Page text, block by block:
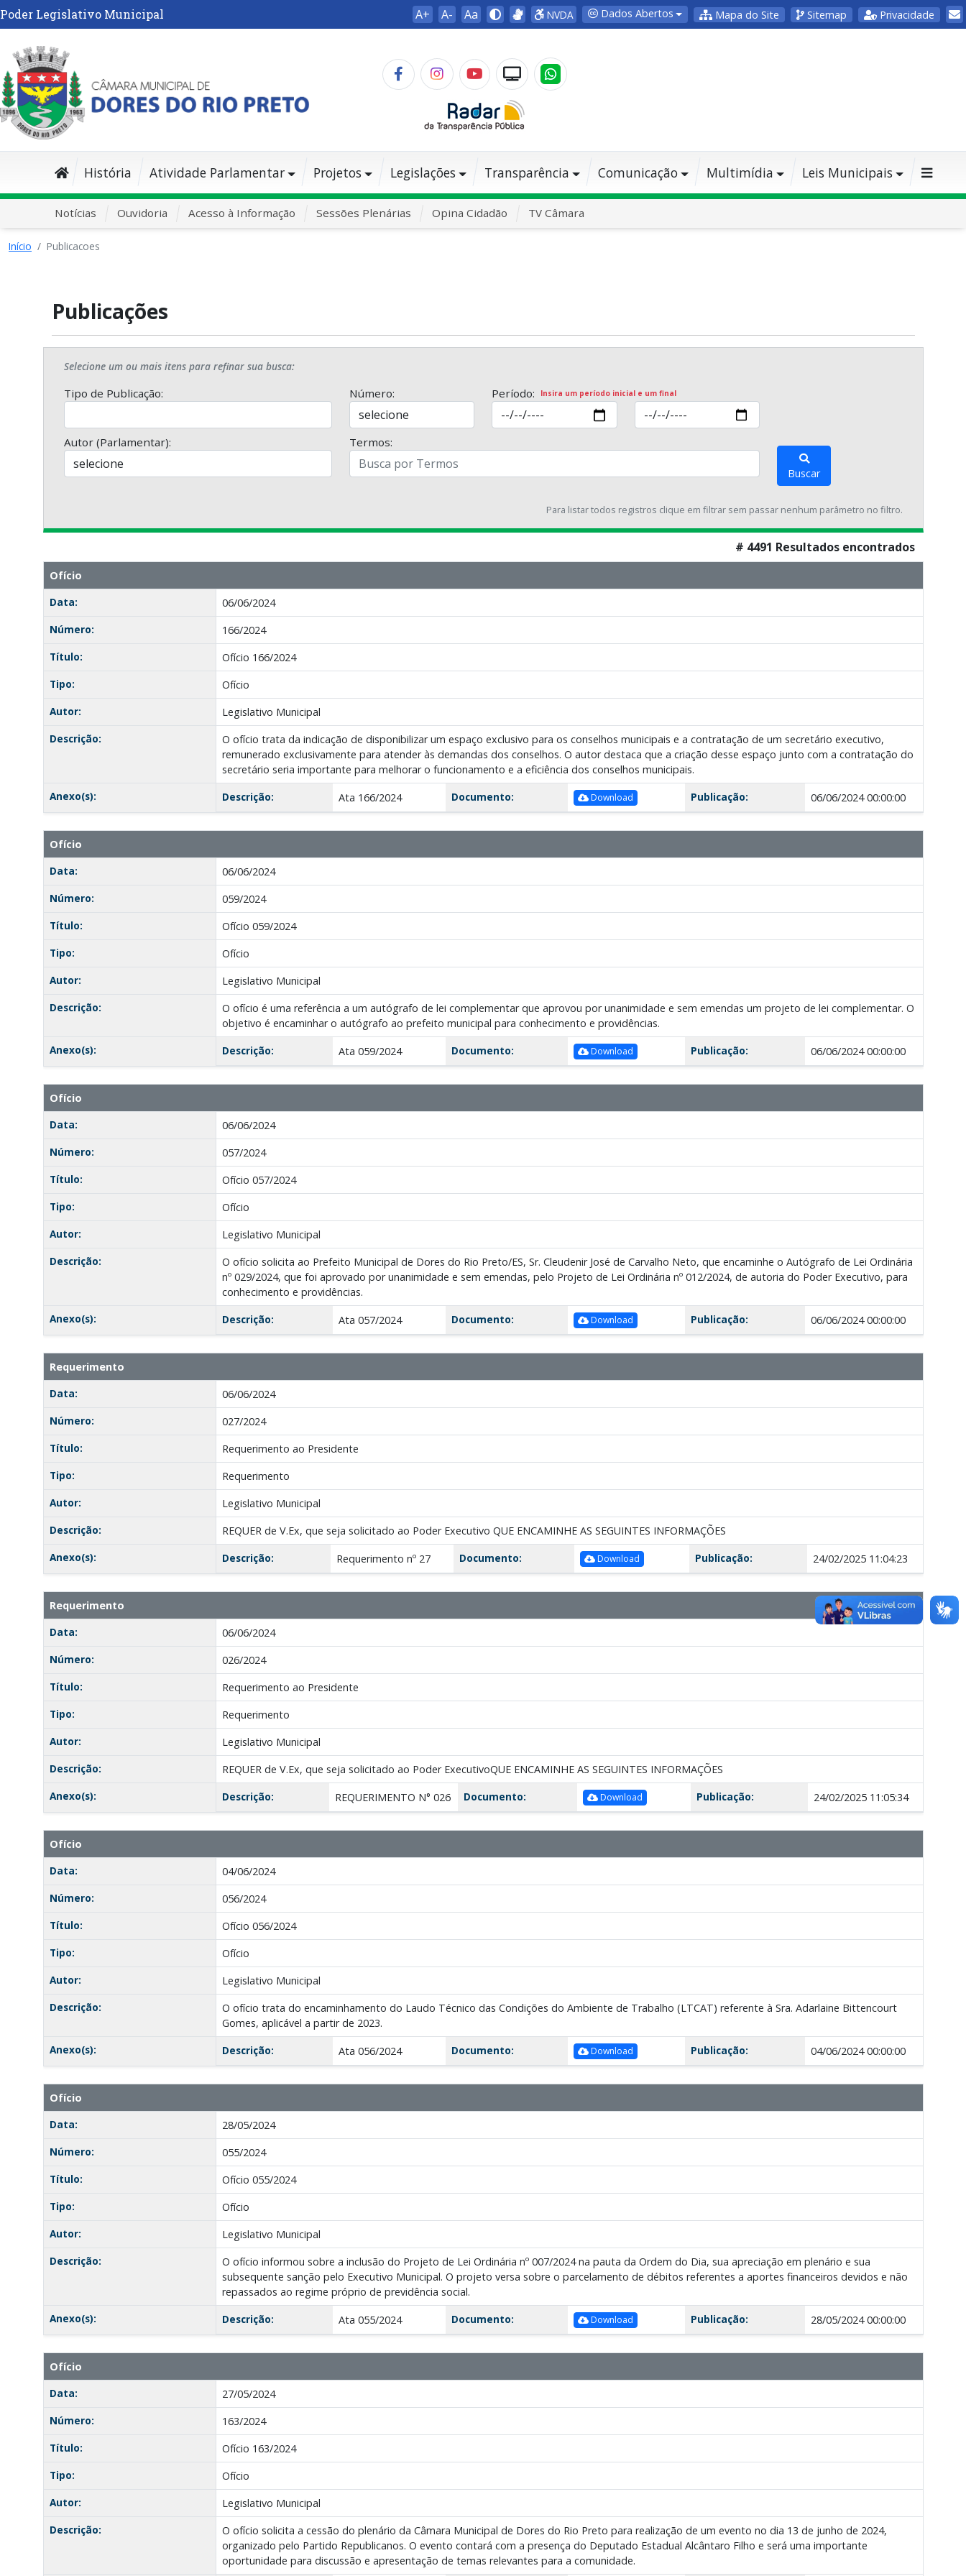
Poder Legislativo Municipal A+ A- Aa NVDA Dados Abertos Mapa do Site Sitemap Privacidade
História Atividade Parlamentar Projetos Legislações Transparência Comunicação Multimídia Leis Municipais
Notícias Ouvidoria Acesso à Informação Sessões Plenárias Opina Cidadão TV Câmara
Início Publicacoes
Publicações
Selecione um ou mais itens para refinar sua busca:
Tipo de Publicação: Número: Período: Insira um período inicial e um final
Autor (Parlamentar): Termos:
Buscar
Para listar todos registros clique em filtrar sem passar nenhum parâmetro no filtro.
# 4491 Resultados encontrados
Ofício
Data:
06/06/2024
Número:
166/2024
Título:
Ofício 166/2024
Tipo:
Ofício
Autor:
Legislativo Municipal
Descrição:
O ofício trata da indicação de disponibilizar um espaço exclusivo para os conselhos municipais e a contratação de um secretário executivo,
remunerado exclusivamente para atender às demandas dos conselhos. O autor destaca que a criação desse espaço junto com a contratação do
secretário seria importante para melhorar o funcionamento e a eficiência dos conselhos municipais.
Anexo(s):
Descrição: Ata 166/2024 Documento: Download Publicação: 06/06/2024 00:00:00
Ofício
Data:
06/06/2024
Número:
059/2024
Título:
Ofício 059/2024
Tipo:
Ofício
Autor:
Legislativo Municipal
Descrição:
O ofício é uma referência a um autógrafo de lei complementar que aprovou por unanimidade e sem emendas um projeto de lei complementar. O
objetivo é encaminhar o autógrafo ao prefeito municipal para conhecimento e providências.
Anexo(s):
Descrição: Ata 059/2024 Documento: Download Publicação: 06/06/2024 00:00:00
Ofício
Data:
06/06/2024
Número:
057/2024
Título:
Ofício 057/2024
Tipo:
Ofício
Autor:
Legislativo Municipal
Descrição:
O ofício solicita ao Prefeito Municipal de Dores do Rio Preto/ES, Sr. Cleudenir José de Carvalho Neto, que encaminhe o Autógrafo de Lei Ordinária
nº 029/2024, que foi aprovado por unanimidade e sem emendas, pelo Projeto de Lei Ordinária nº 012/2024, de autoria do Poder Executivo, para
conhecimento e providências.
Anexo(s):
Descrição: Ata 057/2024 Documento: Download Publicação: 06/06/2024 00:00:00
Requerimento
Data:
06/06/2024
Número:
027/2024
Título:
Requerimento ao Presidente
Tipo:
Requerimento
Autor:
Legislativo Municipal
Descrição:
REQUER de V.Ex, que seja solicitado ao Poder Executivo QUE ENCAMINHE AS SEGUINTES INFORMAÇÕES
Anexo(s):
Descrição: Requerimento nº 27 Documento: Download Publicação: 24/02/2025 11:04:23
Requerimento
Data:
06/06/2024
Número:
026/2024
Título:
Requerimento ao Presidente
Tipo:
Requerimento
Autor:
Legislativo Municipal
Descrição:
REQUER de V.Ex, que seja solicitado ao Poder ExecutivoQUE ENCAMINHE AS SEGUINTES INFORMAÇÕES
Anexo(s):
Descrição: REQUERIMENTO N° 026 Documento: Download Publicação: 24/02/2025 11:05:34
Ofício
Data:
04/06/2024
Número:
056/2024
Título:
Ofício 056/2024
Tipo:
Ofício
Autor:
Legislativo Municipal
Descrição:
O ofício trata do encaminhamento do Laudo Técnico das Condições do Ambiente de Trabalho (LTCAT) referente à Sra. Adarlaine Bittencourt
Gomes, aplicável a partir de 2023.
Anexo(s):
Descrição: Ata 056/2024 Documento: Download Publicação: 04/06/2024 00:00:00
Ofício
Data:
28/05/2024
Número:
055/2024
Título:
Ofício 055/2024
Tipo:
Ofício
Autor:
Legislativo Municipal
Descrição:
O ofício informou sobre a inclusão do Projeto de Lei Ordinária nº 007/2024 na pauta da Ordem do Dia, sua apreciação em plenário e sua
subsequente sanção pelo Executivo Municipal. O projeto versa sobre o parcelamento de débitos referentes a aportes financeiros devidos e não
repassados ao regime próprio de previdência social.
Anexo(s):
Descrição: Ata 055/2024 Documento: Download Publicação: 28/05/2024 00:00:00
Ofício
Data:
27/05/2024
Número:
163/2024
Título:
Ofício 163/2024
Tipo:
Ofício
Autor:
Legislativo Municipal
Descrição:
O ofício solicita a cessão do plenário da Câmara Municipal de Dores do Rio Preto para realização de um evento no dia 13 de junho de 2024,
organizado pelo Partido Republicanos. O evento contará com a presença do Deputado Estadual Alcântaro Filho e será uma importante
oportunidade para discussão e apresentação de temas relevantes para a comunidade.